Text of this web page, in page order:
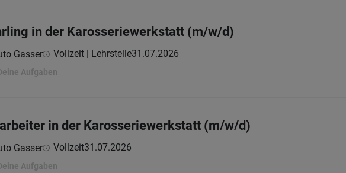
in der Karosseriewerkstatt (m/w/d)
Gasser Vollzeit | Lehrstelle31.07.2026
Aufgaben
in der Karosseriewerkstatt (m/w/d)
Gasser Vollzeit31.07.2026
Aufgaben